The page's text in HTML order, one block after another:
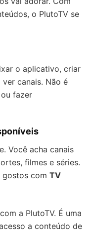
o PlutoTV se
o aplicativo, criar
canais. Não é
fazer
Você acha canais
filmes e séries.
com TV
a PlutoTV. É uma
a conteúdo de